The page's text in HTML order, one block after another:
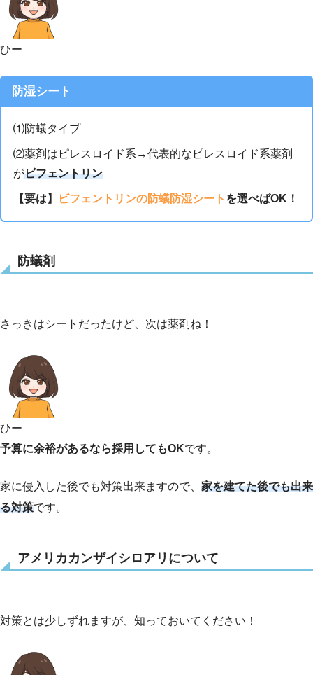
ひー
防湿シート
⑴防蟻タイプ
⑵薬剤はピレスロイド系→代表的なピレスロイド系薬剤
がビフェントリン
【要は】 ビフェントリンの防蟻防湿シート を選べばOK！
防蟻剤
さっきはシートだったけど、次は薬剤ね！
ひー
予算に余裕があるなら採用してもOKです。
家に侵入した後でも対策出来ますので、 家を建てた後でも出来
る対策です。
アメリカカンザイシロアリについて
対策とは少しずれますが、知っておいてください！